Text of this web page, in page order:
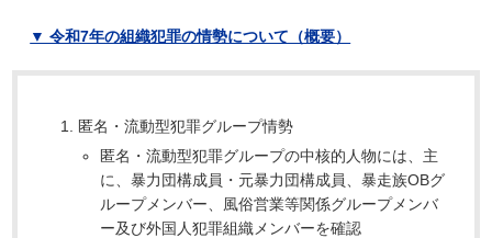
▼ 令和7年の組織犯罪の情勢について（概要）
匿名・流動型犯罪グループ情勢
匿名・流動型犯罪グループの中核的人物には、主
に、暴力団構成員・元暴力団構成員、暴走族OBグ
ループメンバー、風俗営業等関係グループメンバ
ー及び外国人犯罪組織メンバーを確認